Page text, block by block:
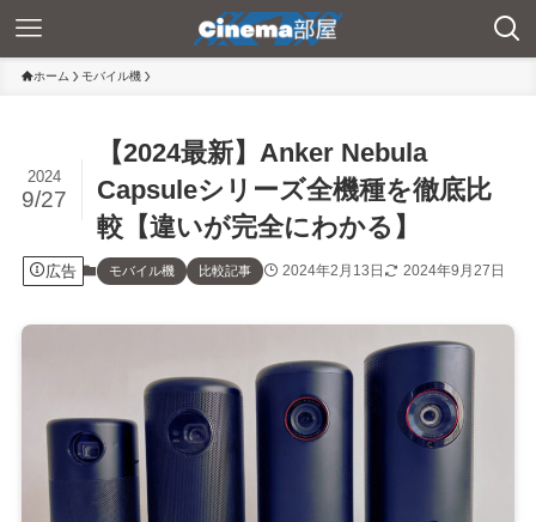
ホーム モバイル機
【2024最新】Anker Nebula
Capsuleシリーズ全機種を徹底比
較【違いが完全にわかる】
2024
9/27
広告 モバイル機 比較記事 2024年2月13日 2024年9月27日